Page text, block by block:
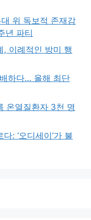
위 독보적 존재감
년 파티
, 이례적인 방미 행
하다… 올해 최단
온열질환자 3천 명
: ‘오디세이’가 불